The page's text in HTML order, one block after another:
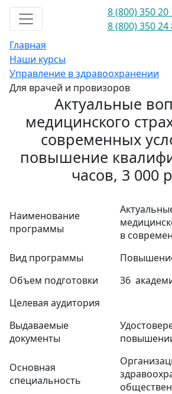
8 (800) 350 20
8 (800) 350 24
Главная
Наши курсы
Управление в здравоохранении
Для врачей и провизоров
Актуальные
медицинского
современных
повышение
часов, 3 000
Наименование
программы
в
Вид программы
Объем подготовки
36
Целевая аудитория
Выдаваемые
документы
Основная
специальность